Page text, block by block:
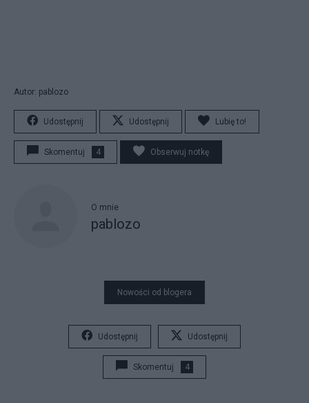
Autor: pablozo
Udostępnij Udostępnij Lubię to!
Skomentuj 4 Obserwuj notkę
O mnie
pablozo
Nowości od blogera
Udostępnij Udostępnij
Skomentuj 4